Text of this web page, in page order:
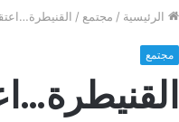
الرئيسية / مجتمع /
مجتمع